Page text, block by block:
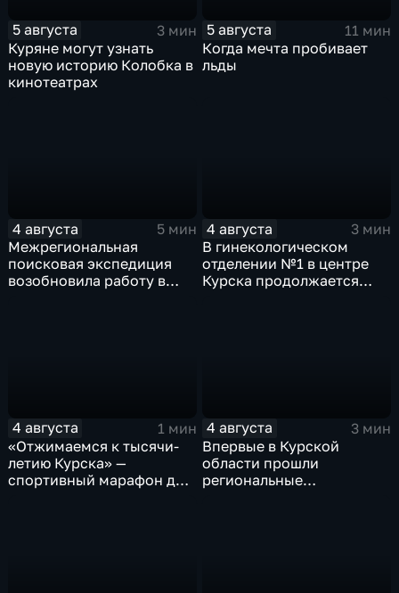
5 августа
3 мин
Куряне могут узнать
новую историю Колобка в
кинотеатрах
5 августа
11 мин
Когда мечта пробивает
льды
4 августа
5 мин
Межрегиональная
поисковая экспедиция
возобновила работу в
4 августа
3 мин
В гинекологическом
отделении №1 в центре
Курска продолжается
4 августа
1 мин
«Отжимаемся к тысячи-
летию Курска» —
спортивный марафон для
4 августа
3 мин
Впервые в Курской
области прошли
региональные